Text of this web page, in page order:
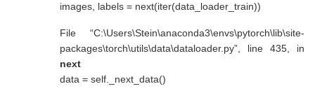
6.2 自动梯度 156
6.2.2 自定义传播函数 159
6.3 模型搭建和参数优化 162
6.3.1 PyTorch之torch.nn 162
6.3.2 PyTorch之torch.optim 167
images, labels = next(iter(data_loader_train))
File “C:\Users\Stein\anaconda3\envs\pytorch\lib\site-
packages\torch\utils\data\dataloader.py”, line 435, in
next
data = self._next_data()